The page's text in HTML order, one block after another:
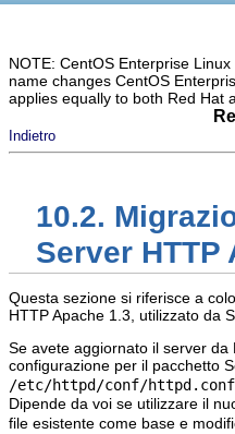
NOTE: CentOS Enterprise
name changes CentOS
applies equally to both Red Hat
Indietro
10.2.
Server HTTP
Questa sezione si riferisce a
HTTP Apache 1.3, utilizzato da
Se avete aggiornato il server
configurazione per il pacchetto
/etc/httpd/conf/
Dipende da voi se utilizzare il
file esistente come base e